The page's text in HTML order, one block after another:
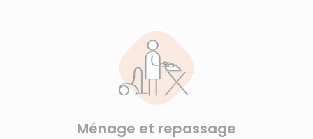
Ménage et repassage